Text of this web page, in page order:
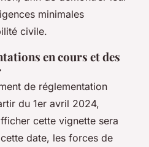
minimales
civile.
en cours et des
de réglementation
du 1er avril 2024,
cette vignette sera
date, les forces de